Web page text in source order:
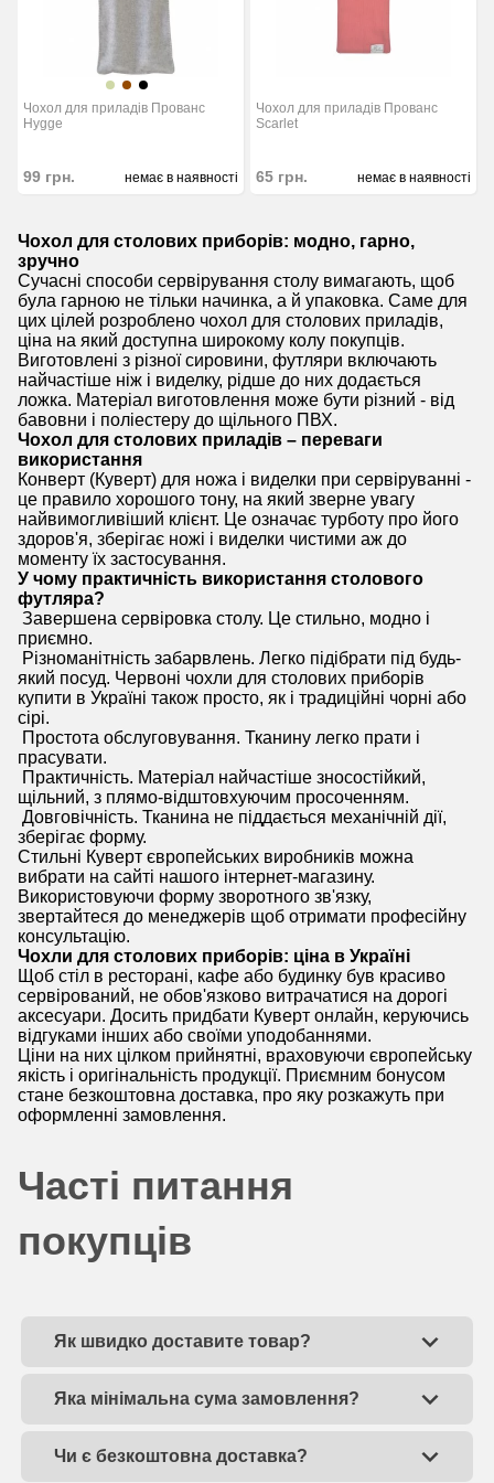
Чохол для приладів Прованс
Hygge
99 грн. немає в наявності
Чохол для приладів Прованс
Scarlet
65 грн. немає в наявності
Чохол для столових приборів: модно, гарно,
зручно
Сучасні способи сервірування столу вимагають, щоб
була гарною не тільки начинка, а й упаковка. Саме для
цих цілей розроблено чохол для столових приладів,
ціна на який доступна широкому колу покупців.
Виготовлені з різної сировини, футляри включають
найчастіше ніж і виделку, рідше до них додається
ложка. Матеріал виготовлення може бути різний - від
бавовни і поліестеру до щільного ПВХ.
Чохол для столових приладів – переваги
використання
Конверт (Куверт) для ножа і виделки при сервіруванні -
це правило хорошого тону, на який зверне увагу
найвимогливіший клієнт. Це означає турботу про його
здоров'я, зберігає ножі і виделки чистими аж до
моменту їх застосування.
У чому практичність використання столового
футляра?
Завершена сервіровка столу. Це стильно, модно і
приємно.
Різноманітність забарвлень. Легко підібрати під будь-
який посуд. Червоні чохли для столових приборів
купити в Україні також просто, як і традиційні чорні або
сірі.
Простота обслуговування. Тканину легко прати і
прасувати.
Практичність. Матеріал найчастіше зносостійкий,
щільний, з плямо-відштовхуючим просоченням.
Довговічність. Тканина не піддається механічній дії,
зберігає форму.
Стильні Куверт європейських виробників можна
вибрати на сайті нашого інтернет-магазину.
Використовуючи форму зворотного зв'язку,
звертайтеся до менеджерів щоб отримати професійну
консультацію.
Чохли для столових приборів: ціна в Україні
Щоб стіл в ресторані, кафе або будинку був красиво
сервірований, не обов'язково витрачатися на дорогі
аксесуари. Досить придбати Куверт онлайн, керуючись
відгуками інших або своїми уподобаннями.
Ціни на них цілком прийнятні, враховуючи європейську
якість і оригінальність продукції. Приємним бонусом
стане безкоштовна доставка, про яку розкажуть при
оформленні замовлення.
Часті питання
покупців
Як швидко доставите товар?
Яка мінімальна сума замовлення?
Чи є безкоштовна доставка?